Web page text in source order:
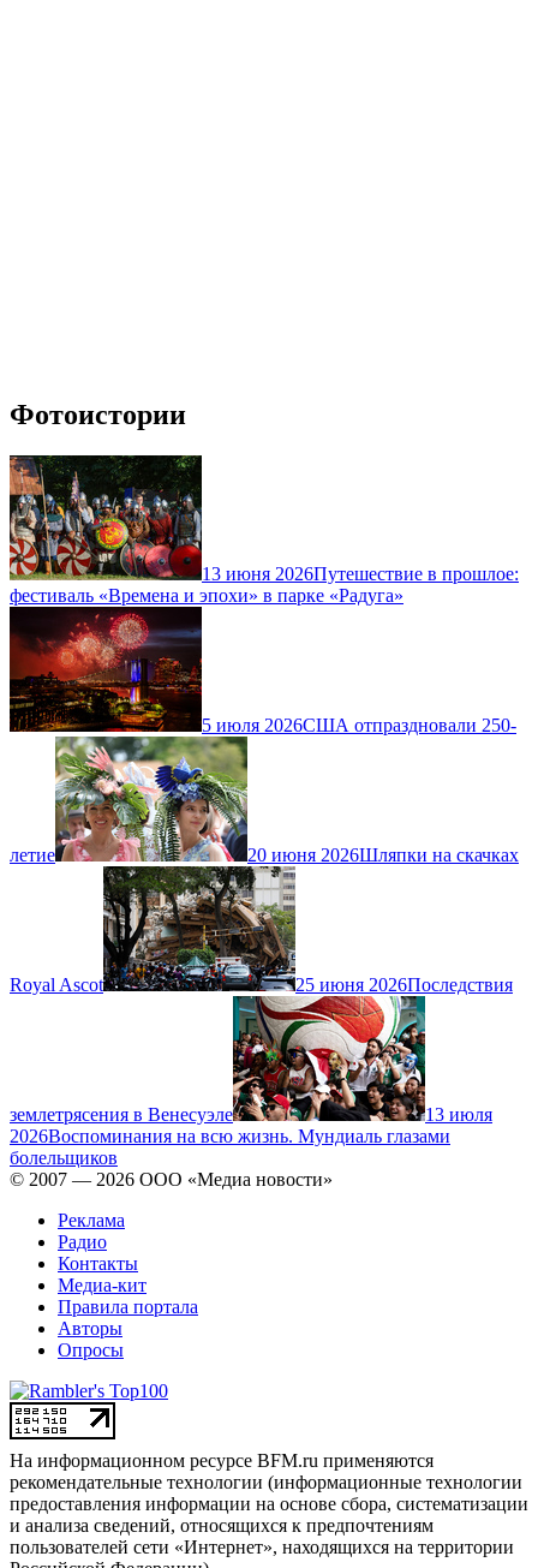
Фотоистории
13 июня 2026Путешествие в прошлое:
фестиваль «Времена и эпохи» в парке «Радуга»
5 июля 2026США отпраздновали 250-
летие 20 июня 2026Шляпки на скачках
Royal Ascot 25 июня 2026Последствия
землетрясения в Венесуэле
13 июля
2026Воспоминания на всю жизнь. Мундиаль глазами
болельщиков
© 2007 — 2026 ООО «Медиа новости»
Реклама
Радио
Контакты
Медиа-кит
Правила портала
Авторы
Опросы
На информационном ресурсе BFM.ru применяются
рекомендательные технологии (информационные технологии
предоставления информации на основе сбора, систематизации
и анализа сведений, относящихся к предпочтениям
пользователей сети «Интернет», находящихся на территории